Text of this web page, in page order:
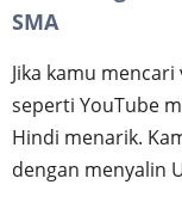
SMA
Jika kamu
seperti YouTube
Hindi menarik.
dengan menyalin